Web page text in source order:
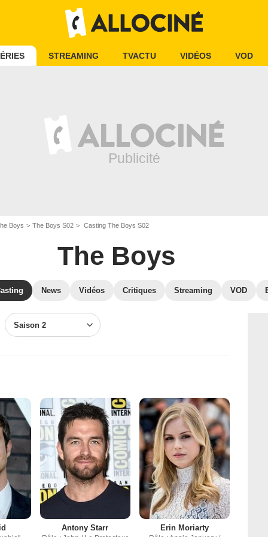
STREAMING TVACTU VIDÉOS VOD
Boys The Boys S02 Casting The Boys S02
The Boys
News Vidéos Critiques Streaming VOD
Saison 2
Antony Starr Erin Moriarty